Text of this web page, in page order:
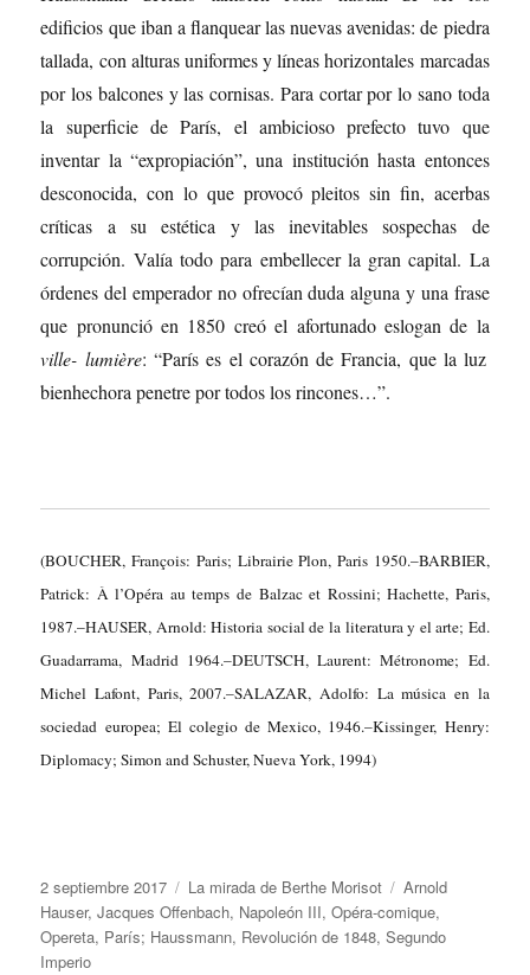
edificios que iban a flanquear las nuevas avenidas: de piedra
tallada, con alturas uniformes y líneas horizontales marcadas
por los balcones y las cornisas. Para cortar por lo sano toda
la superficie de París, el ambicioso prefecto tuvo que
inventar la “expropiación”, una institución hasta entonces
desconocida, con lo que provocó pleitos sin fin, acerbas
críticas a su estética y las inevitables sospechas de
corrupción. Valía todo para embellecer la gran capital. La
órdenes del emperador no ofrecían duda alguna y una frase
que pronunció en 1850 creó el afortunado eslogan de la
ville- lumière: “París es el corazón de Francia, que la luz
bienhechora penetre por todos los rincones…”.
(BOUCHER, François: Paris; Librairie Plon, Paris 1950.–BARBIER,
Patrick: À l’Opéra au temps de Balzac et Rossini; Hachette, Paris,
1987.–HAUSER, Arnold: Historia social de la literatura y el arte; Ed.
Guadarrama, Madrid 1964.–DEUTSCH, Laurent: Métronome; Ed.
Michel Lafont, Paris, 2007.–SALAZAR, Adolfo: La música en la
sociedad europea; El colegio de Mexico, 1946.–Kissinger, Henry:
Diplomacy; Simon and Schuster, Nueva York, 1994)
Publicado
el
2 septiembre 2017 Categorías
La mirada de Berthe Morisot Etiquetas
Arnold
Hauser,Jacques Offenbach, Napoleón III,Opéra-comique,
Opereta, París; Haussmann, Revolución de 1848,Segundo
Imperio